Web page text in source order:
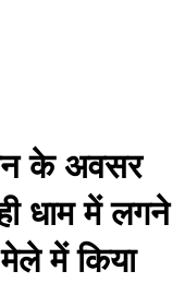
के अवसर
धाम में लगने
मेले में किया